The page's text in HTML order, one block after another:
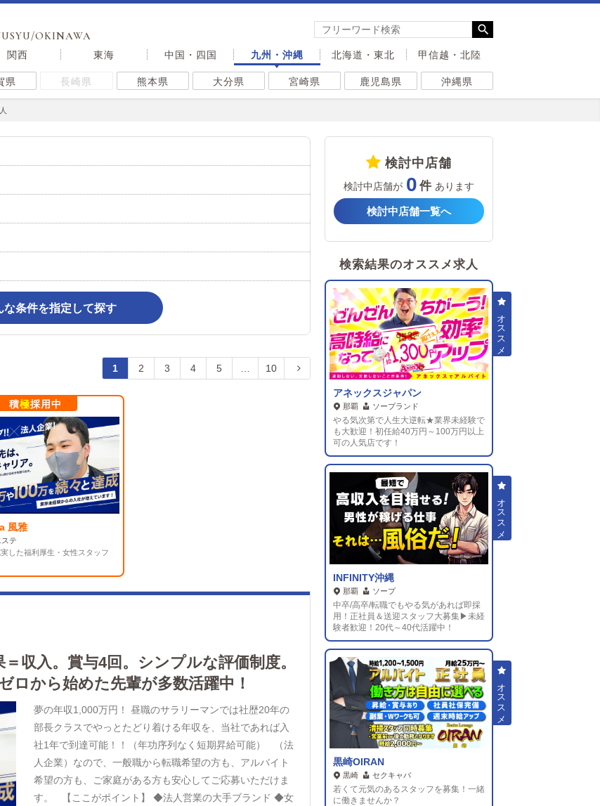
OKINAWA
関西 東海 中国・四国 九州・沖縄 北海道・東北 甲信越・北陸
県 長崎県 熊本県 大分県 宮崎県 鹿児島県 沖縄県
な条件を指定して探す
1 2 3 4 5 10
積極採用中
風雅
ステ
した福利厚生・女性スタッフ
収入。賞与4回。シンプルな評価制度。
ロから始めた先輩が多数活躍中！
夢の年収1,000万円！ 昼職のサラリーマンでは社歴20年の
部長クラスでやっとたどり着ける年収を、当社であれば入
社1年で到達可能！！（年功序列なく短期昇給可能） （法
人企業）なので、一般職から転職希望の方も、アルバイト
希望の方も、ご家庭がある方も安心してご応募いただけま
す。 【ここがポイント】 ◆法人営業の大手ブランド ◆女
検討中店舗
検討中店舗が 0 あります
検討中店舗一覧へ
検索結果のオススメ求人
アネックスジャパン
那覇 ソープランド
やる気次第で人生大逆転★業界未経験で
も大歓迎！初任給40万円～100万円以上
可の人気店です！
INFINITY沖縄
那覇 ソープ
中卒/高卒/転職でもやる気があれば即採
用！正社員＆送迎スタッフ大募集▶未経
験者歓迎！20代～40代活躍中！
黒崎OIRAN
黒崎 セクキャバ
若くて元気のあるスタッフを募集！一緒
に働きませんか？